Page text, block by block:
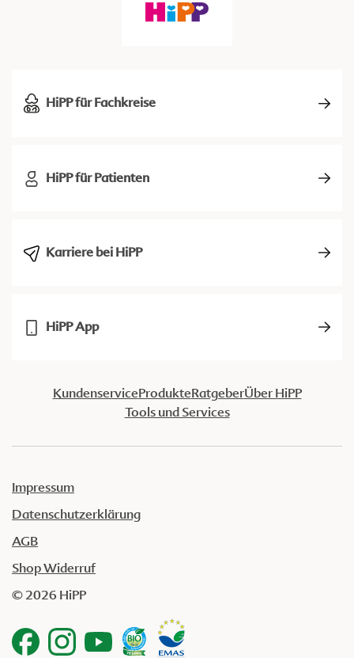
HiPP für Fachkreise
HiPP für Patienten
Karriere bei HiPP
HiPP App
KundenserviceProdukteRatgeberÜber HiPP
Tools und Services
Impressum
Datenschutzerklärung
AGB
Shop Widerruf
© 2026 HiPP